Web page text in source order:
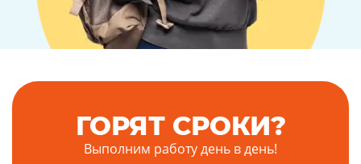
ГОРЯТ СРОКИ?
Выполним работу день в день!